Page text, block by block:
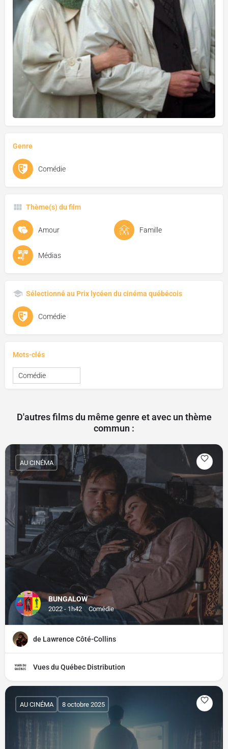
Genre
Comédie
Thème(s) du film
Amour Famille
Médias
Sélectionné au Prix lycéen du cinéma québécois
Comédie
Mots-clés
Comédie
D'autres films du même genre et avec un thème
commun :
BUNGALOW
2022 - 1h42 Comédie
AU CINÉMA
de Lawrence Côté-Collins
Vues du Québec Distribution
AU CINÉMA 8 octobre 2025